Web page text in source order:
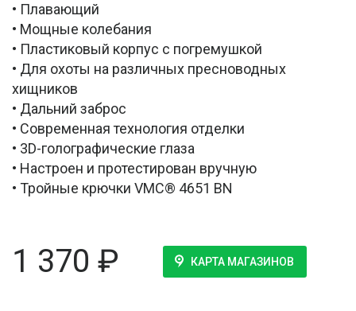
• Плавающий
• Мощные колебания
• Пластиковый корпус с погремушкой
• Для охоты на различных пресноводных
хищников
• Дальний заброс
• Современная технология отделки
• 3D-голографические глаза
• Настроен и протестирован вручную
• Тройные крючки VMC® 4651 BN
1 370 ₽ КАРТА МАГАЗИНОВ